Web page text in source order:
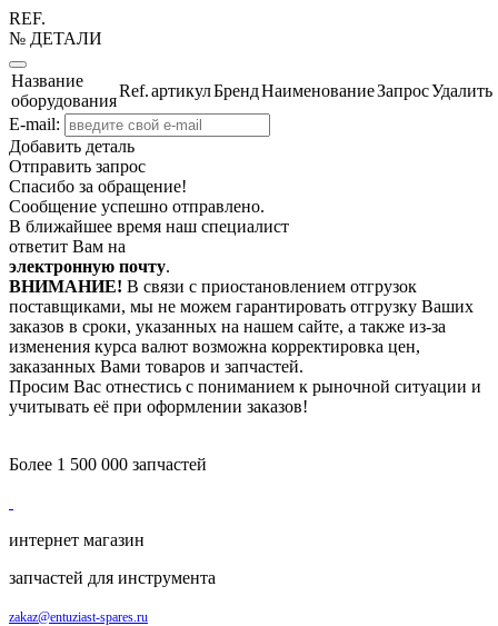
REF.
№ ДЕТАЛИ
Название
оборудования
Ref.артикулБрендНаименованиеЗапросУдалить
E-mail:
Добавить деталь
Отправить запрос
Спасибо за обращение!
Сообщение успешно отправлено.
В ближайшее время наш специалист
ответит Вам на
электронную почту.
ВНИМАНИЕ! В связи с приостановлением отгрузок
поставщиками, мы не можем гарантировать отгрузку Ваших
заказов в сроки, указанных на нашем сайте, а также из-за
изменения курса валют возможна корректировка цен,
заказанных Вами товаров и запчастей.
Просим Вас отнестись с пониманием к рыночной ситуации и
учитывать её при оформлении заказов!
Более 1 500 000 запчастей
интернет магазин
запчастей для инструмента
zakaz@entuziast-spares.ru